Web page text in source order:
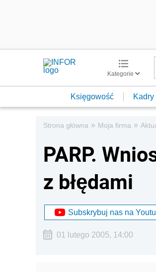
Kategorie
Księgowość Kadry
Strona główna » Moja firma »
PARP.
z błędami
Subskrybuj nas na
01 lutego 2005, 14:00